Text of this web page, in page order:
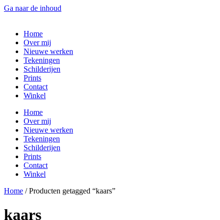
Ga naar de inhoud
Home
Over mij
Nieuwe werken
Tekeningen
Schilderijen
Prints
Contact
Winkel
Home
Over mij
Nieuwe werken
Tekeningen
Schilderijen
Prints
Contact
Winkel
Home / Producten getagged “kaars”
kaars